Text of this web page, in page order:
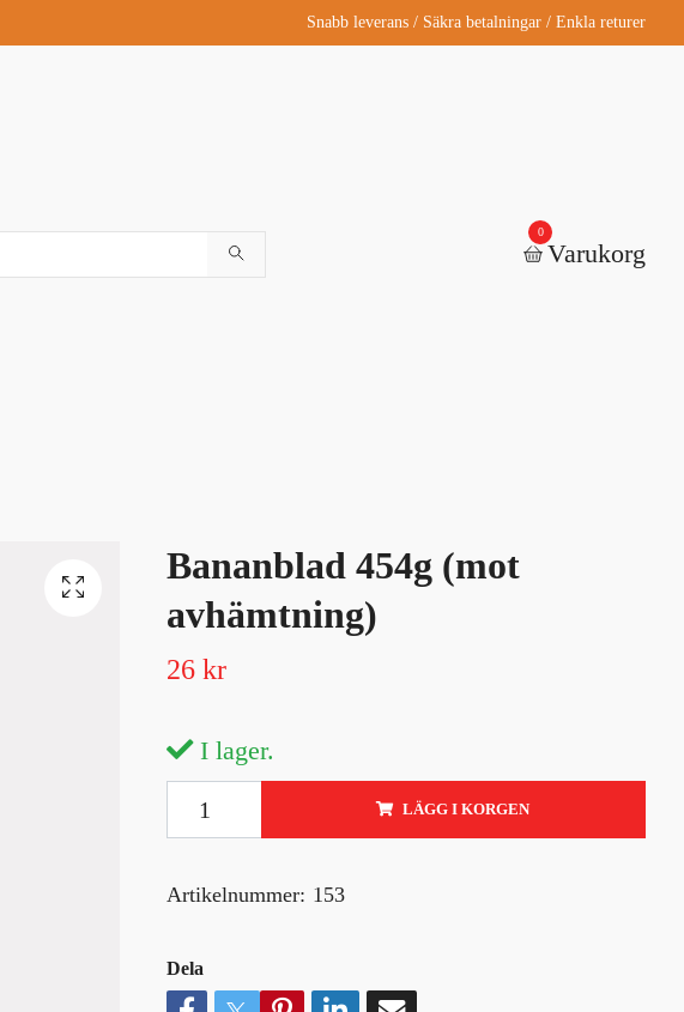
Snabb leverans / Säkra betalningar / Enkla returer
0
Varukorg
Bananblad 454g (mot
avhämtning)
26 kr
I lager.
LÄGG I KORGEN
Artikelnummer: 153
Dela